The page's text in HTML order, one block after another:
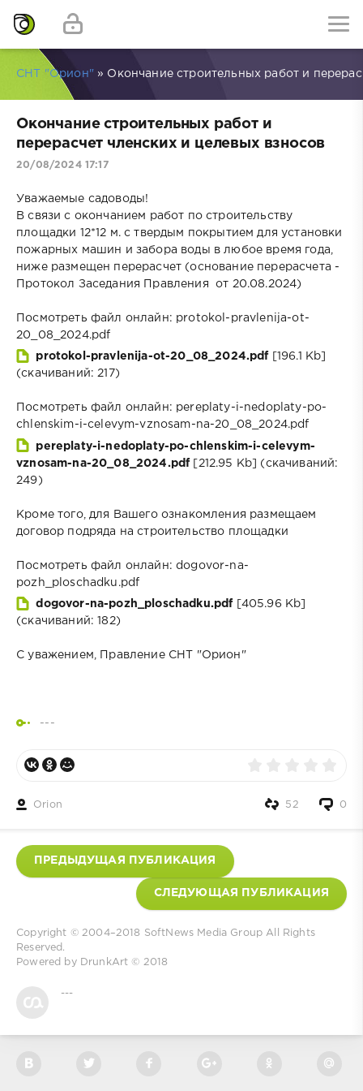
СНТ "Орион" » Окончание строительных работ и
Окончание строительных работ и
перерасчет членских и целевых взносов
20/08/2024 17:17
Уважаемые садоводы!
В связи с окончанием работ по строительству
площадки 12*12 м. с твердым покрытием для установки
пожарных машин и забора воды в любое время года,
ниже размещен перерасчет (основание перерасчета -
Протокол Заседания Правления
от 20.08.2024)
Посмотреть файл онлайн: protokol-pravlenija-ot-
20_08_2024.pdf
protokol-pravlenija-ot-20_08_2024.pdf[196.1 Kb]
(cкачиваний: 217)
Посмотреть файл онлайн: pereplaty-i-nedoplaty-po-
chlenskim-i-celevym-vznosam-na-20_08_2024.pdf
pereplaty-i-nedoplaty-po-chlenskim-i-celevym-
vznosam-na-20_08_2024.pdf[212.95 Kb] (cкачиваний:
249)
Кроме того, для Вашего ознакомления размещаем
договор подряда на строительство площадки
Посмотреть файл онлайн: dogovor-na-
pozh_ploschadku.pdf
dogovor-na-pozh_ploschadku.pdf[405.96 Kb]
(cкачиваний: 182)
С уважением, Правление СНТ "Орион"
---
Orion 0
52
ПРЕДЫДУЩАЯ ПУБЛИКАЦИЯ
СЛЕДУЮЩАЯ ПУБЛИКАЦИЯ
Copyright © 2004–2018 SoftNews Media Group All Rights
Reserved.
Powered by DrunkArt © 2018
---